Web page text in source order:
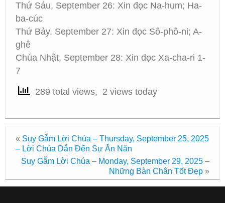
Thứ Sáu, September 26: Xin đọc Na-hum; Ha-
ba-cúc
Thứ Bảy, September 27: Xin đọc Sô-phô-ni; A-
ghê
Chúa Nhật, September 28: Xin đọc Xa-cha-ri 1-
7
289 total views, 2 views today
« Suy Gẫm Lời Chúa – Thursday, September 25, 2025
– Lời Chúa Dẫn Đến Sự Ăn Năn
Suy Gẫm Lời Chúa – Monday, September 29, 2025 –
Những Bàn Chân Tốt Đẹp »